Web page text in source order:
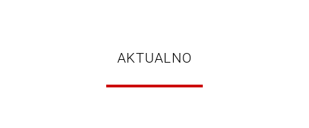
AKTUALNO